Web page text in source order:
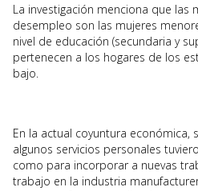
La investigación menciona que las
desempleo son las mujeres
nivel de educación (secundaria y
pertenecen a los hogares de los
bajo.
En la actual coyuntura económica,
algunos servicios personales
como para incorporar a nuevas
trabajo en la industria